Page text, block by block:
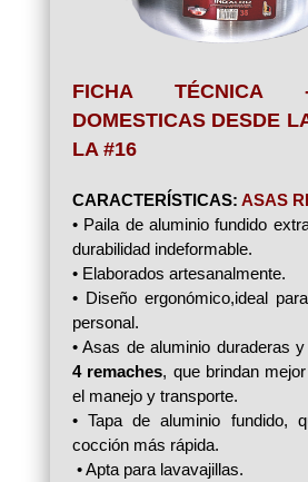
FICHA TÉCNICA
DOMESTICAS DESDE
LA #16
CARACTERÍSTICAS: ASAS
• Paila de aluminio fundido
durabilidad indeformable.
• Elaborados artesanalmente.
• Diseño ergonómico,ideal
personal.
• Asas de aluminio duraderas
4 remaches, que brindan
el manejo y transporte.
• Tapa de aluminio fundido,
cocción más rápida.
• Apta para lavavajillas.